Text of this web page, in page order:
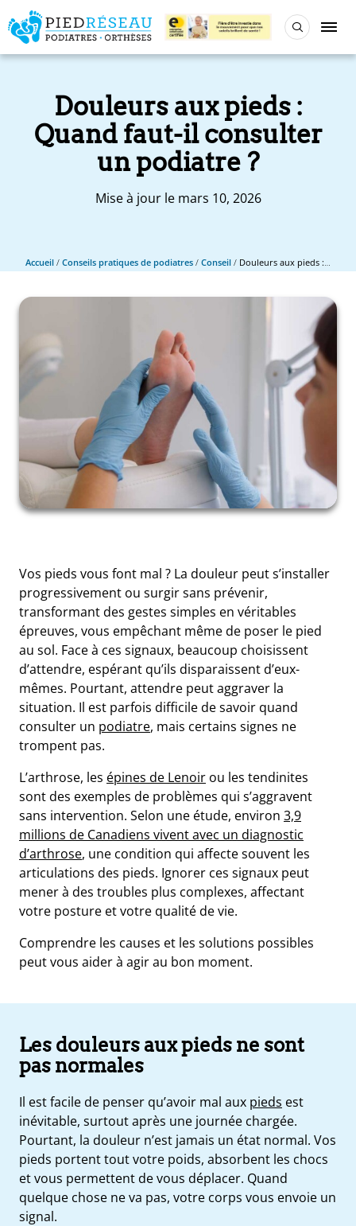
Douleurs aux pieds :
Quand faut-il consulter
un podiatre ?
Mise à jour le mars 10, 2026
Accueil / Conseils pratiques de podiatres / Conseil / Douleurs aux pieds : Quand faut-il consulter un podiatre ?
Vos pieds vous font mal ? La douleur peut s’installer
progressivement ou surgir sans prévenir,
transformant des gestes simples en véritables
épreuves, vous empêchant même de poser le pied
au sol. Face à ces signaux, beaucoup choisissent
d’attendre, espérant qu’ils disparaissent d’eux-
mêmes. Pourtant, attendre peut aggraver la
situation. Il est parfois difficile de savoir quand
consulter un podiatre, mais certains signes ne
trompent pas.
L’arthrose, les épines de Lenoir ou les tendinites
sont des exemples de problèmes qui s’aggravent
sans intervention. Selon une étude, environ 3,9
millions de Canadiens vivent avec un diagnostic
d’arthrose, une condition qui affecte souvent les
articulations des pieds. Ignorer ces signaux peut
mener à des troubles plus complexes, affectant
votre posture et votre qualité de vie.
Comprendre les causes et les solutions possibles
peut vous aider à agir au bon moment.
Les douleurs aux pieds ne sont
pas normales
Il est facile de penser qu’avoir mal aux pieds est
inévitable, surtout après une journée chargée.
Pourtant, la douleur n’est jamais un état normal. Vos
pieds portent tout votre poids, absorbent les chocs
et vous permettent de vous déplacer. Quand
quelque chose ne va pas, votre corps vous envoie un
signal.